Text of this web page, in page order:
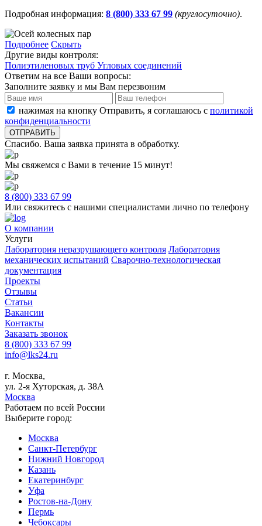
Подробная информация: 8 (800) 333 67 99 (круглосуточно).
Подробнее Скрыть
Другие виды контроля:
Полиэтиленовых труб Угловых соединений
Ответим на все Ваши вопросы:
Заполните заявку и мы Вам перезвоним
нажимая на кнопку Отправить, я соглашаюсь с политикой
конфиденциальности
Спасибо. Ваша заявка принята в обработку.
Мы свяжемся с Вами в течение 15 минут!
8 (800) 333 67 99
Или свяжитесь с нашими специалистами лично по телефону
О компании
Услуги
Лаборатория неразрушающего контроля Лаборатория
механических испытаний Сварочно-технологическая
документация
Проекты
Отзывы
Статьи
Вакансии
Контакты
Заказать звонок
8 (800) 333 67 99
info@lks24.ru
г. Москва,
ул. 2-я Хуторская, д. 38А
Москва
Работаем по всей России
Выберите город:
Москва
Санкт-Петербург
Нижний Новгород
Казань
Екатеринбург
Уфа
Ростов-на-Дону
Пермь
Чебоксары